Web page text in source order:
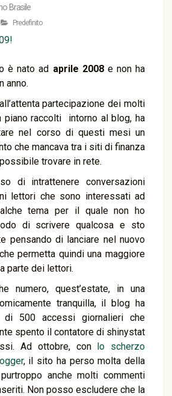
Brasile
Predefinito
è nato ad aprile 2008e non ha
anno.
partecipazione dei molti
piano raccolti intorno al blog, ha
nel corso di questi mesi un
che mancava tra i siti di finanza
trovare in rete.
di intrattenere conversazioni
lettori che sono interessati ad
tema per il quale non ho
di scrivere qualcosa e sto
pensando di lanciare nel nuovo
permetta quindi una maggiore
parte dei lettori.
numero, quest’estate, in una
tranquilla, il blog ha
di 500 accessi giornalieri che
spento il contatore di shinystat
Ad ottobre, con lo scherzo
, il sito ha perso molta della
anche molti commenti
Non posso escludere che la